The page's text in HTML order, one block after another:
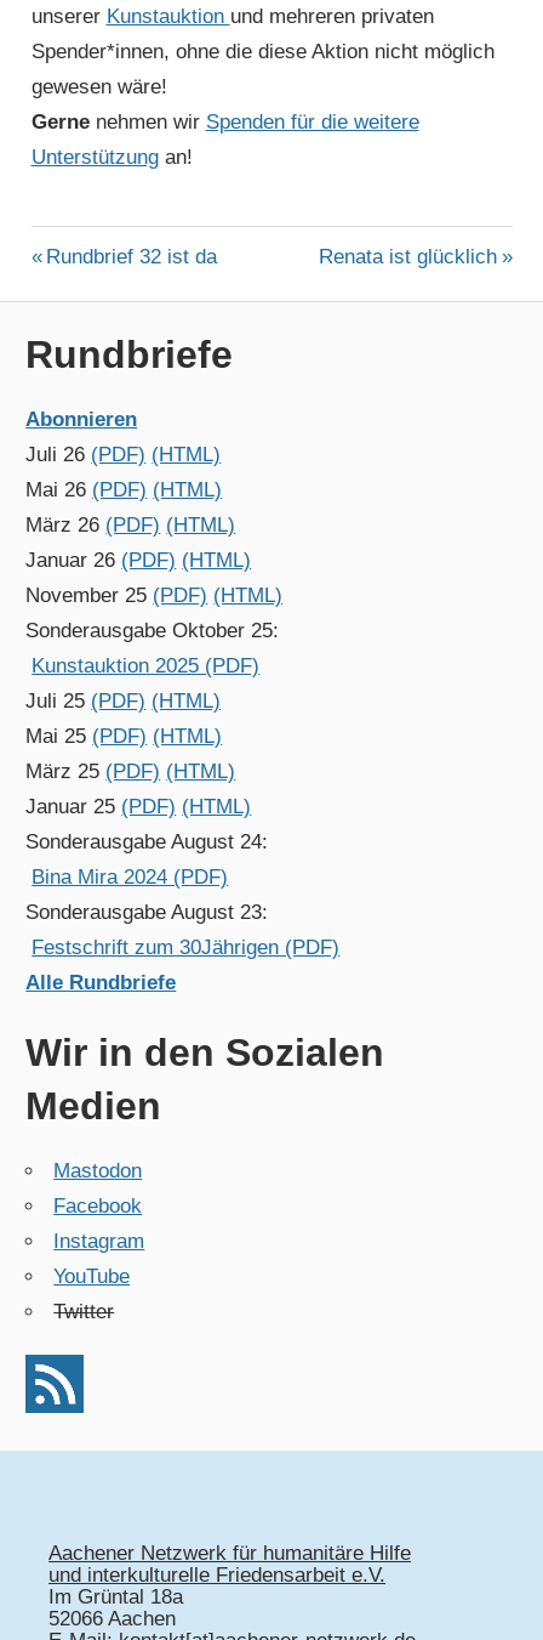
unserer Kunstauktion und mehreren privaten
Spender*innen, ohne die diese Aktion nicht möglich
gewesen wäre!
Gernenehmen wir Spenden für die weitere
Unterstützungan!
ALLGEMEIN
Beitragsnavigation
Vorheriger
Rundbrief 32 ist da
Nächster
Renata ist glücklich
Rundbriefe
Abonnieren
Juli 26 (PDF) (HTML)
Mai 26 (PDF) (HTML)
März 26 (PDF) (HTML)
Januar 26 (PDF) (HTML)
November 25 (PDF) (HTML)
Sonderausgabe Oktober 25:
Kunstauktion 2025 (PDF)
Juli 25 (PDF) (HTML)
Mai 25 (PDF) (HTML)
März 25 (PDF) (HTML)
Januar 25 (PDF) (HTML)
Sonderausgabe August 24:
Bina Mira 2024 (PDF)
Sonderausgabe August 23:
Festschrift zum 30Jährigen (PDF)
Alle Rundbriefe
Wir in den Sozialen
Medien
Mastodon
Facebook
Instagram
YouTube
Twitter
Aachener Netzwerk für humanitäre Hilfe
und interkulturelle Friedensarbeit e.V.
Im Grüntal 18a
52066 Aachen